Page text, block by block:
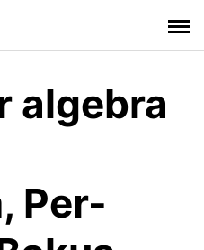
algebra
Per-